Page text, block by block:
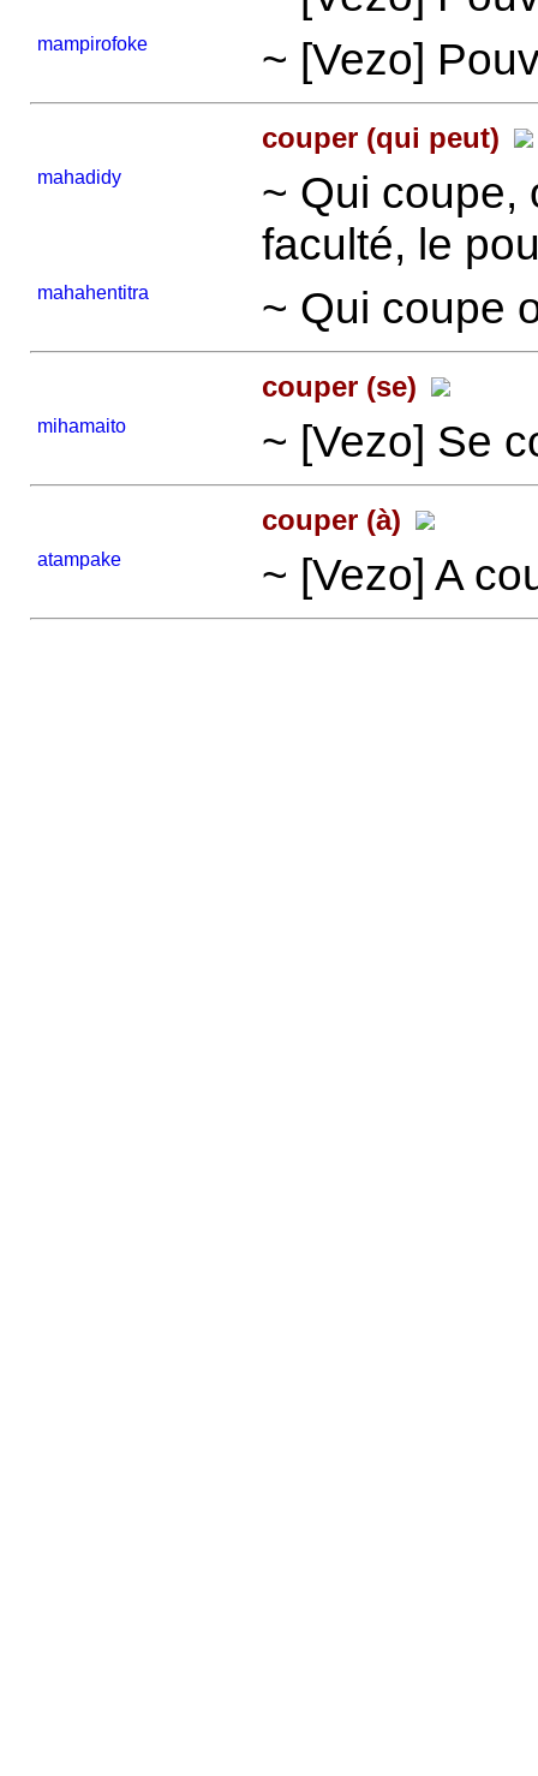
mampirofoke ~ [Vezo]
couper (qui peut)
mahadidy
~ Qui coupe,
faculté, le
mahahentitra ~ Qui coupe
couper (se)
mihamaito ~ [Vezo] Se
couper (à)
atampake ~ [Vezo] A